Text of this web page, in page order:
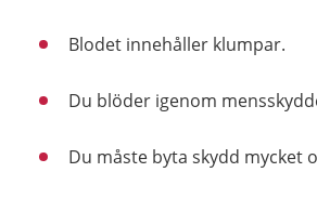
Blodet innehåller klumpar.
Du blöder igenom
Du måste byta skydd mycket